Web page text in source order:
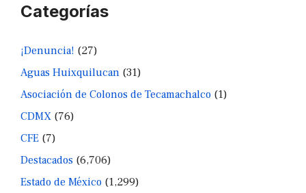
Categorías
¡Denuncia! (27)
Aguas Huixquilucan (31)
Asociación de Colonos de Tecamachalco (1)
CDMX (76)
CFE (7)
Destacados (6,706)
Estado de México (1,299)